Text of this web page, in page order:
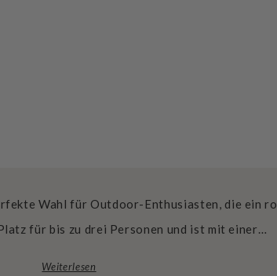
Wahl für Outdoor-Enthusiasten, die ein
für bis zu drei Personen und ist mit einer…
Weiterlesen